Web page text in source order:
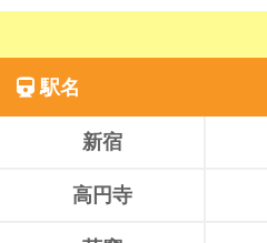
駅名
新宿
高円寺